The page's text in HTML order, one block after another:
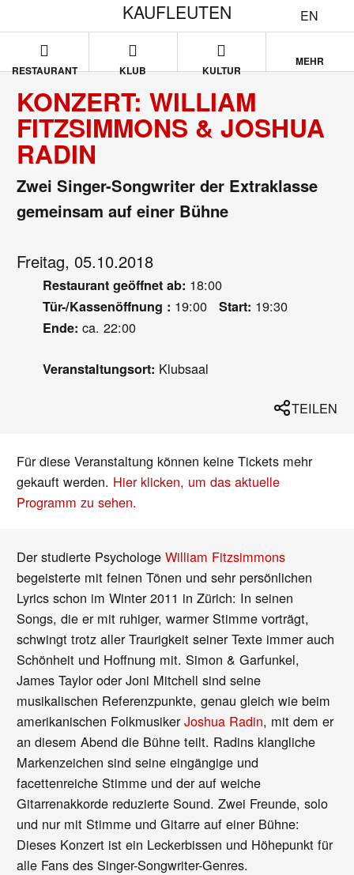
EN
KAUFLEUTEN
RESTAURANT KLUB KULTUR
MEHR
KONZERT: WILLIAM
FITZSIMMONS & JOSHUA
RADIN
Zwei Singer-Songwriter der Extraklasse
gemeinsam auf einer Bühne
Freitag, 05.10.2018
Restaurant geöffnet ab: 18:00
Tür-/Kassenöffnung : 19:00 Start: 19:30
Ende: ca. 22:00
Veranstaltungsort: Klubsaal
TEILEN
Für diese Veranstaltung können keine Tickets mehr
gekauft werden. Hier klicken, um das aktuelle
Programm zu sehen.
Der studierte PsychologeWilliam Fitzsimmons
begeisterte mit feinen Tönen und sehr persönlichen
Lyrics schon im Winter 2011 in Zürich: In seinen
Songs, die er mit ruhiger, warmer Stimme vorträgt,
schwingt trotz aller Traurigkeit seiner Texte immer auch
Schönheit und Hoffnung mit. Simon & Garfunkel,
James Taylor oder Joni Mitchell sind seine
musikalischen Referenzpunkte, genau gleich wie beim
amerikanischen FolkmusikerJoshua Radin, mit dem er
an diesem Abend die Bühne teilt. Radins klangliche
Markenzeichen sind seine eingängige und
facettenreiche Stimme und der auf weiche
Gitarrenakkorde reduzierte Sound. Zwei Freunde, solo
und nur mit Stimme und Gitarre auf einer Bühne:
Dieses Konzert ist ein Leckerbissen und Höhepunkt für
alle Fans des Singer-Songwriter-Genres.